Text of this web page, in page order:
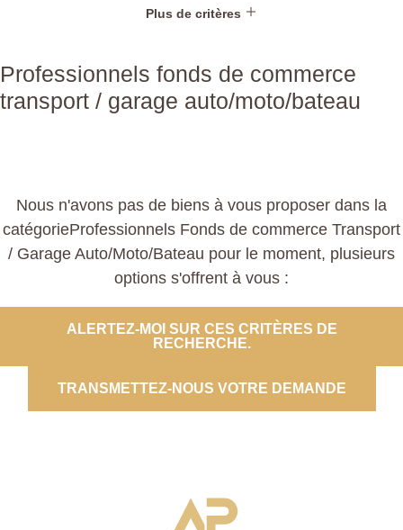
Plus de critères
Professionnels fonds de commerce
transport / garage auto/moto/bateau
Nous n'avons pas de biens à vous proposer dans la
catégorieProfessionnels Fonds de commerce Transport
/ Garage Auto/Moto/Bateau pour le moment, plusieurs
options s'offrent à vous :
ALERTEZ-MOI SUR CES CRITÈRES DE
RECHERCHE.
TRANSMETTEZ-NOUS VOTRE DEMANDE